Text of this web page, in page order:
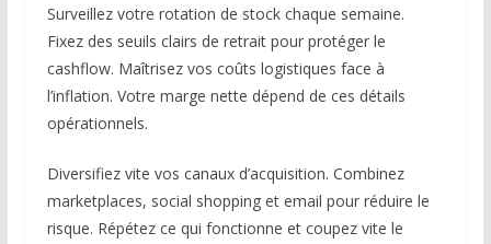
Surveillez votre rotation de stock chaque semaine.
Fixez des seuils clairs de retrait pour protéger le
cashflow. Maîtrisez vos coûts logistiques face à
l’inflation. Votre marge nette dépend de ces détails
opérationnels.
Diversifiez vite vos canaux d’acquisition. Combinez
marketplaces, social shopping et email pour réduire le
risque. Répétez ce qui fonctionne et coupez vite le